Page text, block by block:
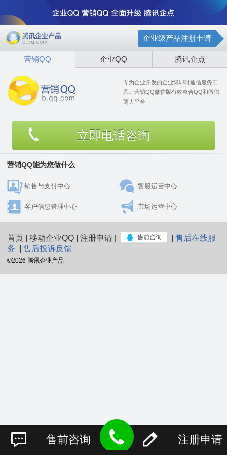
企业级产品注册申请
营销QQ 企业QQ 腾讯企点
专为企业开发的企业级即时通信服务工
具。营销QQ微信版有效整合QQ和微信
两大平台
立即电话咨询
营销QQ能为您做什么
销售与支付中心 客服运营中心
客户信息管理中心 市场运营中心
首页 移动企业QQ 注册申请
售后在线服
务
售后投诉反馈
©2026 腾讯企业产品
售前咨询 注册申请